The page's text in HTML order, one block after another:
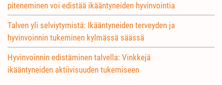
piteneminen voi edistää ikääntyneiden hyvinvointia
Talven yli selviytymistä: Ikääntyneiden terveyden ja
hyvinvoinnin tukeminen kylmässä säässä
Hyvinvoinnin edistäminen talvella: Vinkkejä
ikääntyneiden aktiivisuuden tukemiseen